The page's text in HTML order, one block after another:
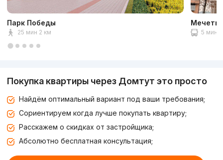
Парк Победы
25 мин 2 км
Мечеть
5 мин
Покупка квартиры через Домтут это просто
Найдём оптимальный вариант под ваши требования;
Сориентируем когда лучше покупать квартиру;
Расскажем о скидках от застройщика;
Абсолютно бесплатная консультация;